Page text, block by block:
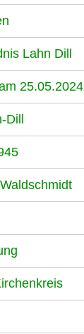
Lahn Dill
25.05.2024